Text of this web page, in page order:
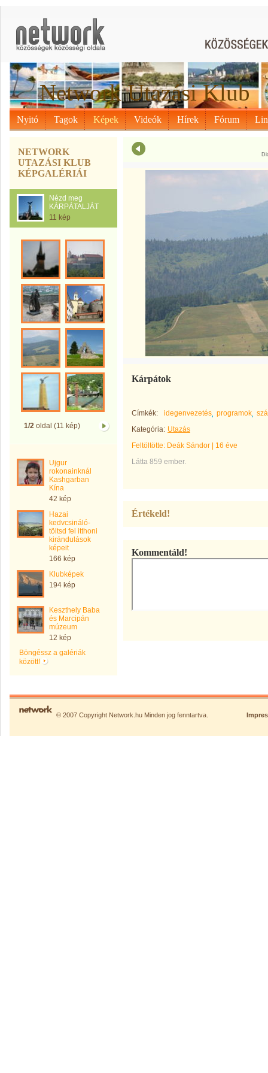
Network Utazási Klub
Nyitó Tagok Képek Videók Hírek Fórum
NETWORK
UTAZÁSI KLUB
KÉPGALÉRIÁI
Nézd meg
KÁRPÁTALJÁT
11 kép
1/2 oldal (11 kép)
Ujgur
rokonainknál
Kashgarban
Kína
42 kép
Hazai
kedvcsináló-
töltsd fel itthoni
kirándulások
képeit
166 kép
Klubképek
194 kép
Keszthely Baba
és Marcipán
múzeum
12 kép
Böngéssz a galériák
között!
Kárpátok
Címkék: idegenvezetés programok
Kategória: Utazás
Feltöltötte: Deák Sándor
16 éve
Látta 859 ember.
Értékeld!
Kommentáld!
© 2007 Copyright Network.hu Minden jog fenntartva.